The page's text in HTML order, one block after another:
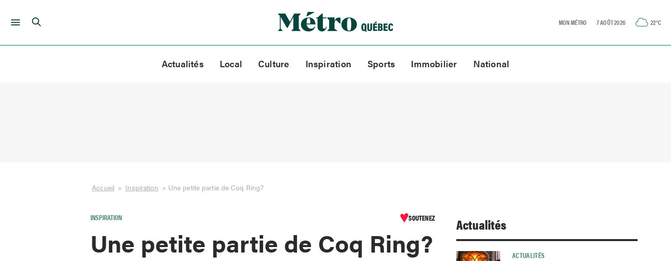
Skip
MON MÉTRO 7 AOÛT 2026 22°C
Actualités Local Culture Inspiration Sports Immobilier National
Accueil » Inspiration » Une petite partie de Coq Ring?
INSPIRATION SOUTENEZ
Une petite partie de Coq Ring?
Actualités
ACTUALITÉS